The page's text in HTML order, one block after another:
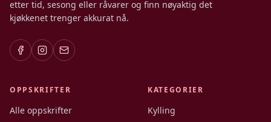
etter tid, sesong eller råvarer og finn nøyaktig det
kjøkkenet trenger akkurat nå.
OPPSKRIFTER
Alle oppskrifter
KATEGORIER
Kylling